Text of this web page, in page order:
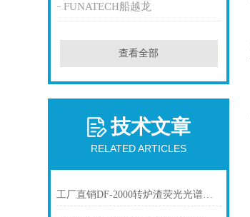
FUNATECH船越龙
查看全部
技术文章
RELATED ARTICLES
工厂直销DF-2000转炉渣荧光光谱仪技术参数